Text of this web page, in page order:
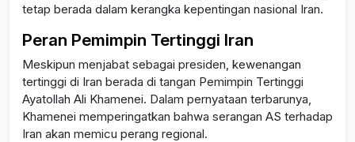
tetap berada dalam kerangka kepentingan nasional Iran.
Peran Pemimpin Tertinggi Iran
Meskipun menjabat sebagai presiden, kewenangan
tertinggi di Iran berada di tangan Pemimpin Tertinggi
Ayatollah Ali Khamenei. Dalam pernyataan terbarunya,
Khamenei memperingatkan bahwa serangan AS terhadap
Iran akan memicu perang regional.